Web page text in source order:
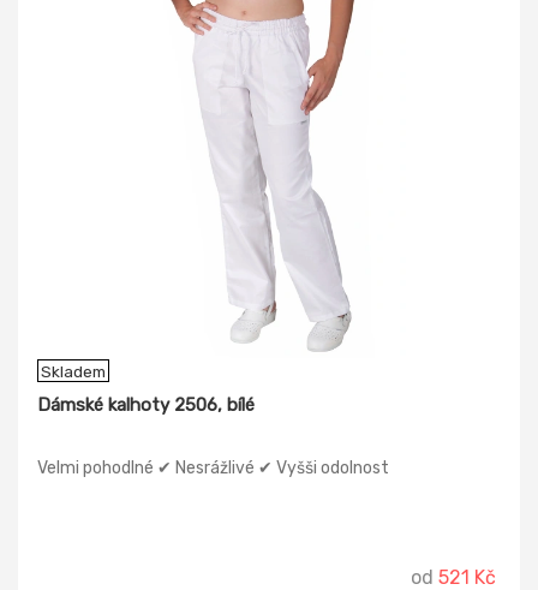
Skladem
Dámské kalhoty 2506, bílé
Velmi pohodlné ✔ Nesrážlivé ✔ Vyšši odolnost
od 521 Kč